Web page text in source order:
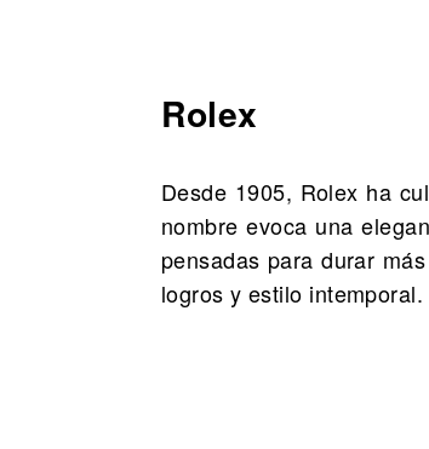
Rolex
Desde 1905, Rolex ha
nombre evoca una
pensadas para durar
logros y estilo intemporal.